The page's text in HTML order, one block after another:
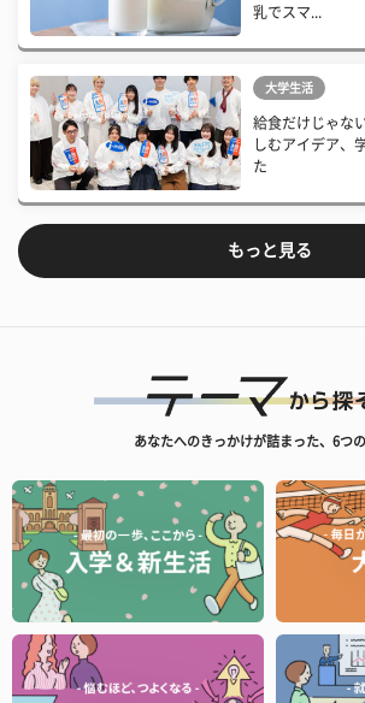
乳でスマ...
大学生活
給食だけじゃな
しむアイデア、
た
もっと見る
あなたへのきっかけが詰まった、6つ